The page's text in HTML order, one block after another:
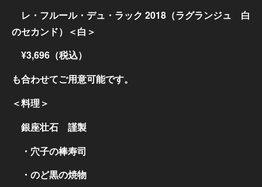
レ・フルール・デュ・ラック 2018（ラグランジュ 白
のセカンド）＜白＞
¥3,696（税込）
も合わせてご用意可能です。
＜料理＞
銀座壮石 謹製
・穴子の棒寿司
・のど黒の焼物